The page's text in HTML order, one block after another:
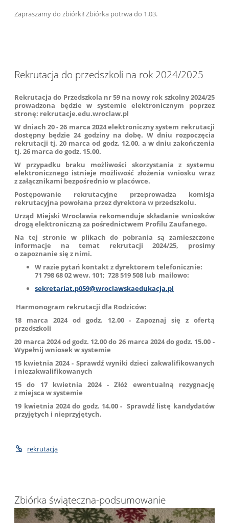
Zapraszamy do zbiórki! Zbiórka potrwa do 1.03.
Rekrutacja do przedszkoli na rok 2024/2025
Rekrutacjado Przedszkola nr 59 na nowy rok szkolny 2024/25
prowadzona będzie w systemie elektronicznym poprzez
stronę: rekrutacje.edu.wroclaw.pl
W dniach 20 - 26 marca 2024 elektroniczny system rekrutacji
dostępny będzie 24 godziny na dobę. W dniu rozpoczęcia
rekrutacji tj. 20 marca od godz. 12.00, a w dniu zakończenia
tj. 26 marca do godz. 15.00.
W przypadku braku możliwości skorzystania z systemu
elektronicznego istnieje możliwość złożenia wniosku wraz
z załącznikami bezpośrednio w placówce.
Postępowanie rekrutacyjne przeprowadza komisja
rekrutacyjna powołana przez dyrektora w przedszkolu.
Urząd Miejski Wrocławia rekomenduje składanie wniosków
drogą elektroniczną za pośrednictwem Profilu Zaufanego.
Na tej stronie w plikach do pobrania są zamieszczone
informacje na temat rekrutacji 2024/25, prosimy
o zapoznanie się z nimi.
W razie pytań kontakt z dyrektorem telefonicznie:
71 798 68 02 wew. 101; 728 519 508 lub mailowo:
sekretariat.p059@wroclawskaedukacja.pl
Harmonogram rekrutacji dla Rodziców:
18 marca 2024 od godz. 12.00 - Zapoznaj się z ofertą
przedszkoli
20 marca 2024 od godz. 12.00 do 26 marca 2024 do godz. 15.00 -
Wypełnij wniosek w systemie
15 kwietnia 2024 - Sprawdź wyniki dzieci zakwalifikowanych
i niezakwalifikowanych
15 do 17 kwietnia 2024 - Złóż ewentualną rezygnację
z miejsca w systemie
19 kwietnia 2024 do godz. 14.00 - Sprawdź listę kandydatów
przyjętych i nieprzyjętych.
rekrutacja
Zbiórka świąteczna-podsumowanie